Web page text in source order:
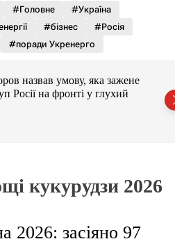
м
к
о
л
ь
о
р
и
#Головне
#Україна
#бізнес
#Росія
#поради Укренерго
назвав умову, яка зажене
Росії на фронті у глухий
кукурудзи 2026
2026: засіяно 97